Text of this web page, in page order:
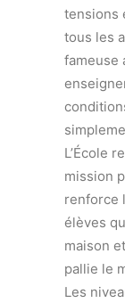
tensions
tous les
fameuse
L’École
mission
renforce
élèves
maison
pallie le
Les